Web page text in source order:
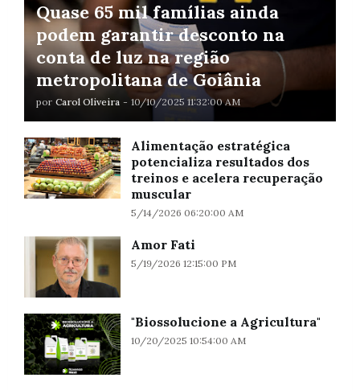
Quase 65 mil famílias ainda
podem garantir desconto na
conta de luz na região
metropolitana de Goiânia
por Carol Oliveira - 10/10/2025 11:32:00 AM
Alimentação estratégica
potencializa resultados dos
treinos e acelera recuperação
muscular
5/14/2026 06:20:00 AM
Amor Fati
5/19/2026 12:15:00 PM
"Biossolucione a Agricultura"
10/20/2025 10:54:00 AM